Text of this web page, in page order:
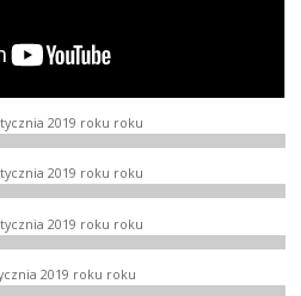
2019 roku roku
2019 roku roku
2019 roku roku
2019 roku roku